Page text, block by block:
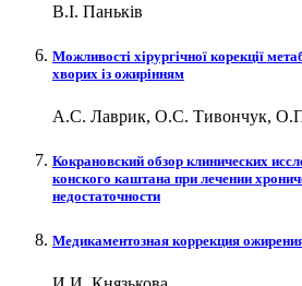
В.І. Паньків
Можливості хірургічної корекції
хворих із ожирінням
А.С. Лаврик, О.С. Тивончук,
Кокрановский обзор клинических
конского каштана при лечении
недостаточности
Медикаментозная коррекция